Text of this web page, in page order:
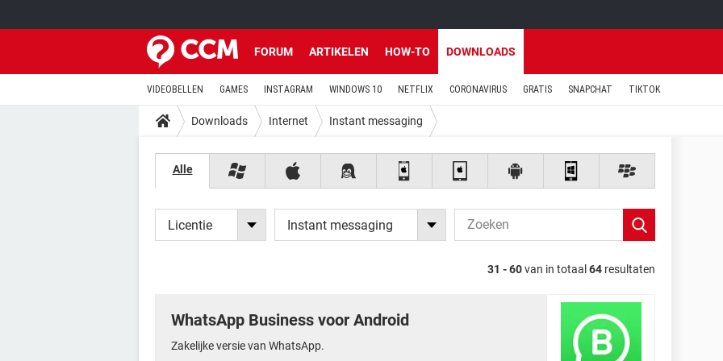
FORUM ARTIKELEN HOW-TO DOWNLOADS
VIDEOBELLEN GAMES INSTAGRAM WINDOWS 10 NETFLIX CORONAVIRUS GRATIS SNAPCHAT TIKTOK
Downloads Internet Instant messaging
Alle
Licentie Instant messaging
31 - 60van in totaal 64 resultaten
WhatsApp Business voor Android
Zakelijke versie van WhatsApp.